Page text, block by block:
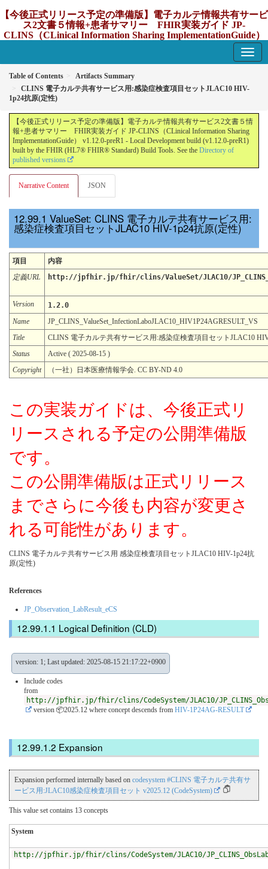
【今後正式リリース予定の準備版】電子カルテ情報共有サービ
ス2文書５情報+患者サマリー FHIR実装ガイド JP-
CLINS（CLinical Information Sharing ImplementationGuide）
Table of Contents
Artifacts Summary
CLINS 電子カルテ共有サービス用:感染症検査項目セットJLAC10 HIV-
1p24抗原(定性)
【今後正式リリース予定の準備版】電子カルテ情報共有サービス2文書５情
報+患者サマリー FHIR実装ガイド JP-CLINS（CLinical Information Sharing
ImplementationGuide） v1.12.0-preR1 - Local Development build (v1.12.0-preR1)
built by the FHIR (HL7® FHIR® Standard) Build Tools. See the Directory of
published versions
Narrative Content JSON
ValueSet: CLINS 電子カルテ共有サービス用:
感染症検査項目セットJLAC10 HIV-1p24抗原(定性)
項目
内容
定義URL
http://jpfhir.jp/fhir/clins/ValueSet/JLAC10/
Version
1.2.0
Name
JP_CLINS_ValueSet_InfectionLaboJLAC10_HIV1P24AGRESULT_VS
Title
CLINS 電子カルテ共有サービス用:感染症検査項目セットJLAC10
Status
Active ( 2025-08-15 )
Copyright
（一社）日本医療情報学会. CC BY-ND 4.0
この実装ガイドは、今後正式リ
リースされる予定の公開準備版
です。
この公開準備版は正式リリース
までさらに今後も内容が変更さ
れる可能性があります。
CLINS 電子カルテ共有サービス用 感染症検査項目セットJLAC10 HIV-1p24抗
原(定性)
References
JP_Observation_LabResult_eCS
Logical Definition (CLD)
version: 1; Last updated: 2025-08-15 21:17:22+0900
Include codes
from
http://jpfhir.jp/fhir/clins/CodeSystem/JLAC10/
version 📦2025.12 where concept descends from HIV-1P24AG-RESULT
Expansion
Expansion performed internally based on codesystem #CLINS 電子カルテ共有サ
ービス用:JLAC10感染症検査項目セット v2025.12 (CodeSystem)
This value set contains 13 concepts
System
http://jpfhir.jp/fhir/clins/CodeSystem/JLAC10/